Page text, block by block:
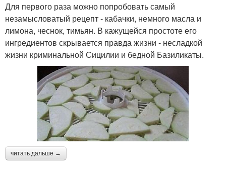
Для первого раза можно попробовать самый
незамысловатый рецепт - кабачки, немного масла и
лимона, чеснок, тимьян. В кажущейся простоте его
ингредиентов скрывается правда жизни - несладкой
жизни криминальной Сицилии и бедной Базиликаты.
читать дальше →